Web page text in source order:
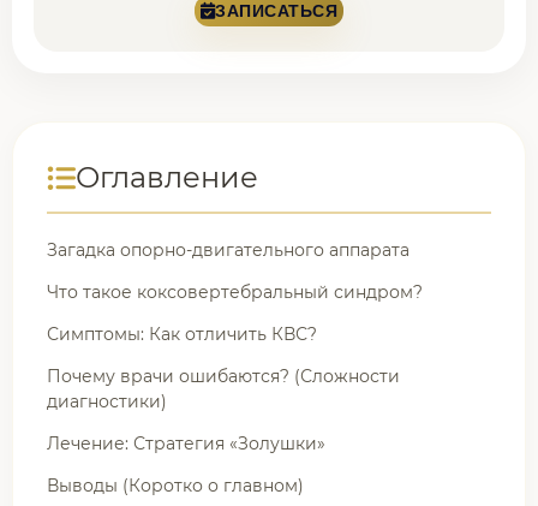
ЗАПИСАТЬСЯ
Оглавление
Загадка опорно-двигательного аппарата
Что такое коксовертебральный синдром?
Симптомы: Как отличить КВС?
Почему врачи ошибаются? (Сложности
диагностики)
Лечение: Стратегия «Золушки»
Выводы (Коротко о главном)